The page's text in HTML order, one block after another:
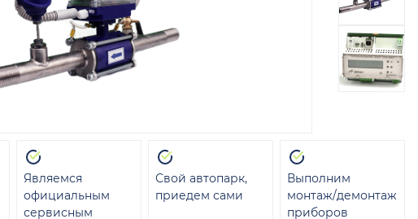
Являемся
официальным
сервисным
Свой автопарк,
приедем сами
Выполним
монтаж/демонтаж
приборов